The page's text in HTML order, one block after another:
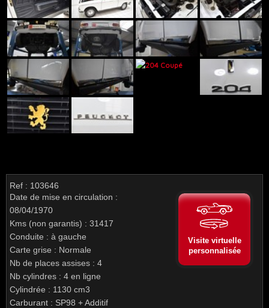
Ref : 103646
Date de mise en circulation :
08/04/1970
Kms (non garantis) : 31417
Conduite : à gauche
Carte grise : Normale
Nb de places assises : 4
Nb cylindres : 4 en ligne
Cylindrée : 1130 cm3
Carburant : SP98 + Additif
Visite virtuelle
personnalisée